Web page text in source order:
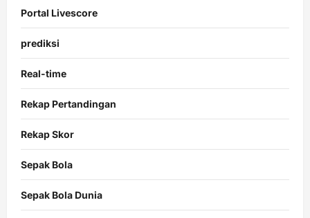
Portal Livescore
prediksi
Real-time
Rekap Pertandingan
Rekap Skor
Sepak Bola
Sepak Bola Dunia